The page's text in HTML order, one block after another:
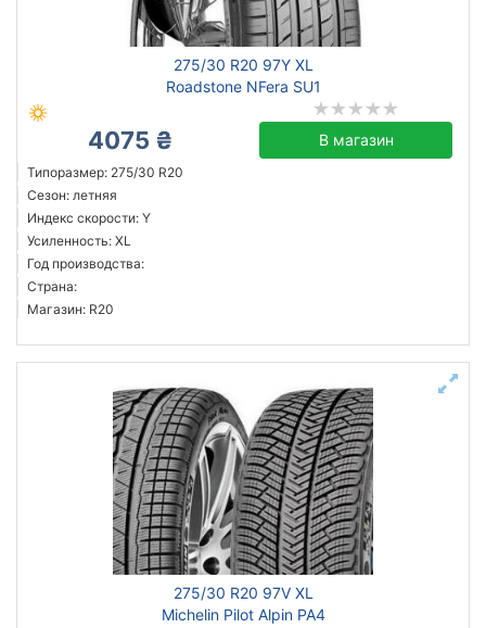
275/30 R20 97Y XL
Roadstone NFera SU1
4075 ₴ В магазин
Типоразмер: 275/30 R20
Сезон: летняя
Индекс скорости: Y
Усиленность: XL
Год производства:
Страна:
Магазин: R20
275/30 R20 97V XL
Michelin Pilot Alpin PA4